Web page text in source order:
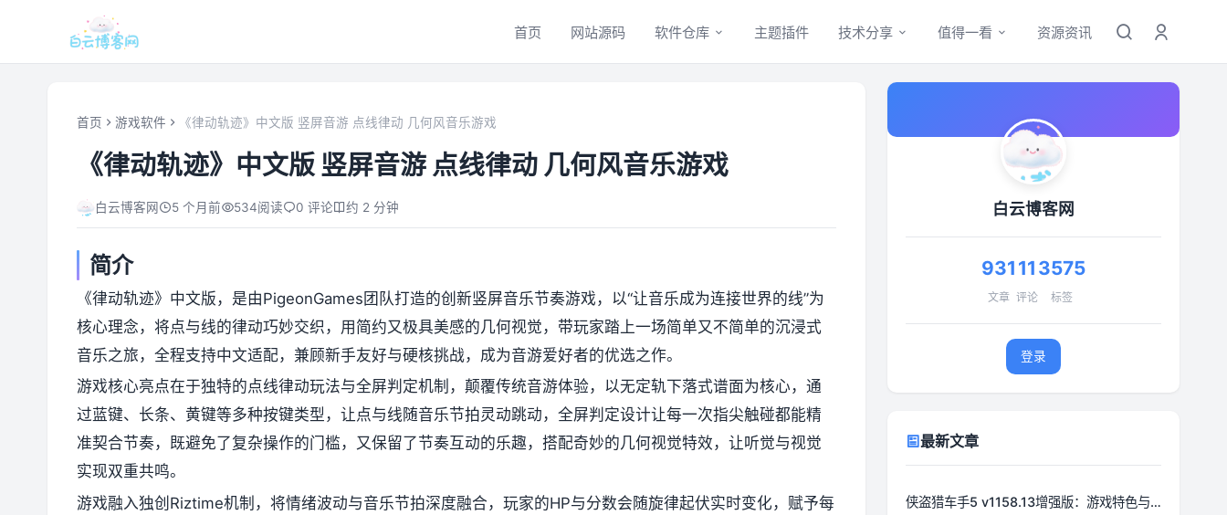
首页 网站源码 软件仓库 主题插件 技术分享 值得一看 资源资讯
首页 游戏软件 《律动轨迹》中文版 竖屏音游 点线律动 几何风音乐游戏
《律动轨迹》中文版 竖屏音游 点线律动 几何风音乐游戏
白云博客网 5 个月前 534阅读 0 评论 约 2 分钟
简介
《律动轨迹》中文版，是由PigeonGames团队打造的创新竖屏音乐节奏游戏，以“让音乐成为连接世界的线”为
核心理念，将点与线的律动巧妙交织，用简约又极具美感的几何视觉，带玩家踏上一场简单又不简单的沉浸式
音乐之旅，全程支持中文适配，兼顾新手友好与硬核挑战，成为音游爱好者的优选之作。
游戏核心亮点在于独特的点线律动玩法与全屏判定机制，颠覆传统音游体验，以无定轨下落式谱面为核心，通
过蓝键、长条、黄键等多种按键类型，让点与线随音乐节拍灵动跳动，全屏判定设计让每一次指尖触碰都能精
准契合节奏，既避免了复杂操作的门槛，又保留了节奏互动的乐趣，搭配奇妙的几何视觉特效，让听觉与视觉
实现双重共鸣。
游戏融入独创Riztime机制，将情绪波动与音乐节拍深度融合，玩家的HP与分数会随旋律起伏实时变化，赋予每
白云博客网
931
文章
11
评论
3575
标签
登录
最新文章
侠盗猎车手5 v1158.13增强版：游戏特色与